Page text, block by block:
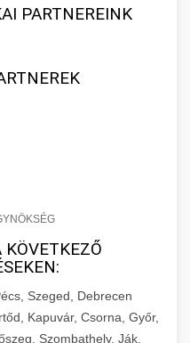
PARTNEREINK
KÖVETKEZŐ
Szeged, Debrecen
Kapuvár, Csorna, Győr,
Szombathely, Ják,